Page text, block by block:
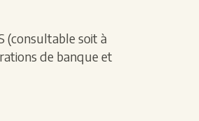
(consultable soit à
de banque et